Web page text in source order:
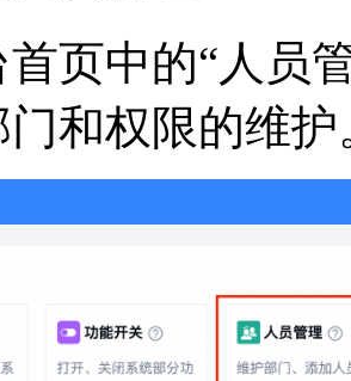
首页中的“人员
门和权限的维护